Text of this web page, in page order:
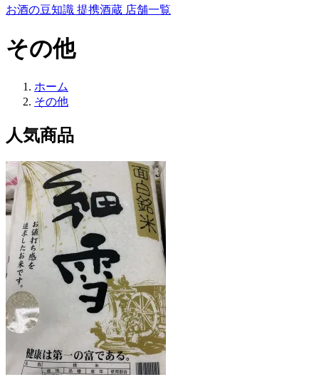
お酒の豆知識 提携酒蔵 店舗一覧
その他
ホーム
その他
人気商品